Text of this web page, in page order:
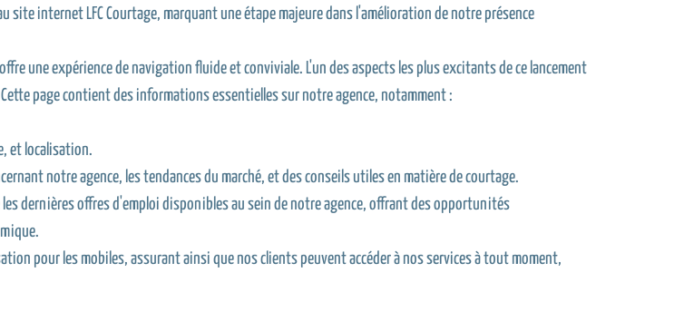
site internet LFC Courtage, marquant une étape majeure dans l'amélioration de notre présence
une expérience de navigation fluide et conviviale. L'un des aspects les plus excitants de ce lancement
page contient des informations essentielles sur notre agence, notamment :
et localisation.
notre agence, les tendances du marché, et des conseils utiles en matière de courtage.
dernières offres d'emploi disponibles au sein de notre agence, offrant des opportunités
pour les mobiles, assurant ainsi que nos clients peuvent accéder à nos services à tout moment,